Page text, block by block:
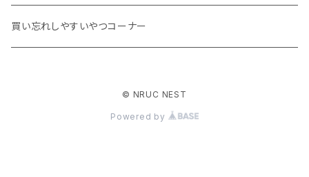
atelierBluebottle
Unisex ウェア
買い忘れしやすいやつコーナー
© NRUC NEST
Powered by